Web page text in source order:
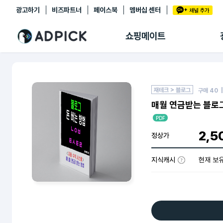
광고하기 비즈파트너 페이스북 멤버십 센터
쇼핑메이트
추천상품
쇼핑 에이전트
마이숍
재테크 > 블로그 구매 40
매월 연금받는 블
PDF
정상가
지식캐시 현재 보